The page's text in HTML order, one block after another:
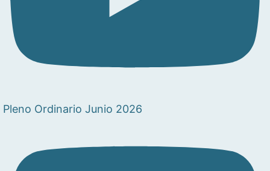
Pleno Ordinario Junio 2026